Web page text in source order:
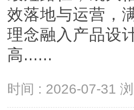
效落地与运营，
理念融入产品设
高......
时间 : 2026-07-31 浏